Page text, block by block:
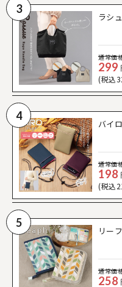
3
ラシ
通常価
299
(税込
4
バイ
通常価
198
(税込
5
リー
通常価
258